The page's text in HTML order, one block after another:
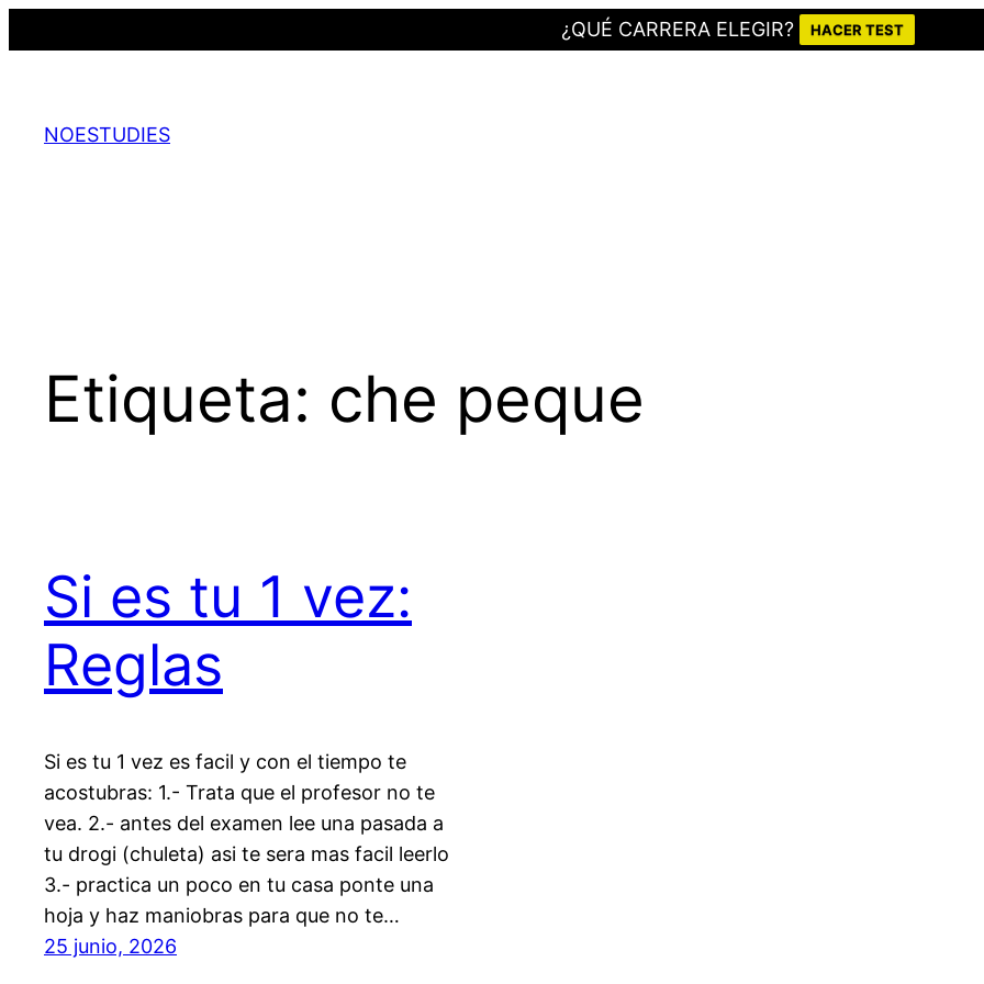
¿QUÉ CARRERA ELEGIR? HACER TEST
contenido
NOESTUDIES
Etiqueta: che peque
Si es tu 1 vez:
Reglas
Si es tu 1 vez es facil y con el tiempo te
acostubras: 1.- Trata que el profesor no te
vea. 2.- antes del examen lee una pasada a
tu drogi (chuleta) asi te sera mas facil leerlo
3.- practica un poco en tu casa ponte una
hoja y haz maniobras para que no te…
25 junio, 2026